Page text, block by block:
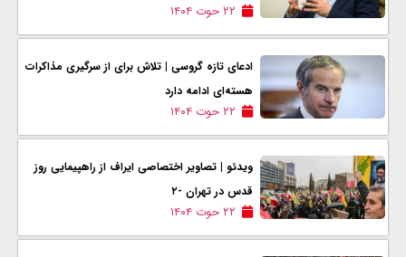
۲۲ حوت ۱۴۰۴
ادعای تازه گروسی | تلاش برای از سرگیری مذاکرات
هسته‌ای ادامه دارد
۲۲ حوت ۱۴۰۴
ویدئو | تصاویر اختصاصی ایراف از راهپیمایی روز
قدس در تهران -۲
۲۲ حوت ۱۴۰۴